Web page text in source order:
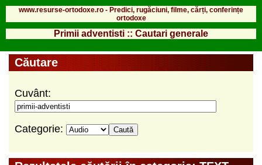
www.resurse-ortodoxe.ro - Predici, rugăciuni, filme, cărți, conferințe
ortodoxe
Primii adventisti :: Cautari generale
Căutare
Cuvânt:
Categorie: